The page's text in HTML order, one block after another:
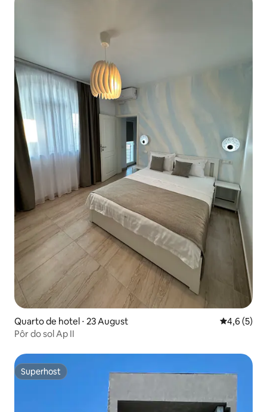
Quarto de hotel ⋅ 23 August 4,6 de
4,6 (5)
Pôr do sol Ap II
Superhost
Superhost